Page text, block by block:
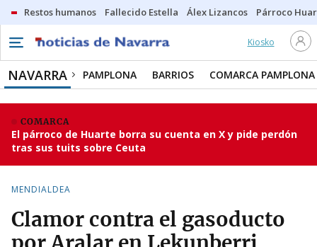
Restos humanos Fallecido Estella Álex Lizancos Párroco
Kiosko
NAVARRA PAMPLONA BARRIOS COMARCA PAMPLONA
COMARCA
El párroco de Huarte borra su cuenta en X y pide perdón
tras sus tuits sobre Ceuta
MENDIALDEA
Clamor contra el gasoducto